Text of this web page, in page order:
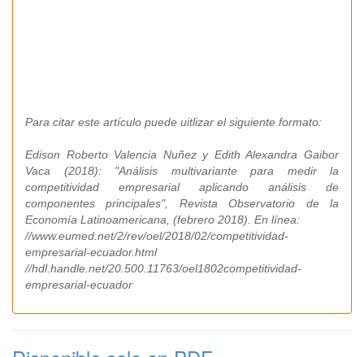
Para citar este artículo puede uitlizar el siguiente formato:
Edison Roberto Valencia Nuñez y Edith Alexandra Gaibor
Vaca (2018): "Análisis multivariante para medir la
competitividad empresarial aplicando análisis de
componentes principales", Revista Observatorio de la
Economía Latinoamericana, (febrero 2018). En línea:
//www.eumed.net/2/rev/oel/2018/02/competitividad-
empresarial-ecuador.html
//hdl.handle.net/20.500.11763/oel1802competitividad-
empresarial-ecuador